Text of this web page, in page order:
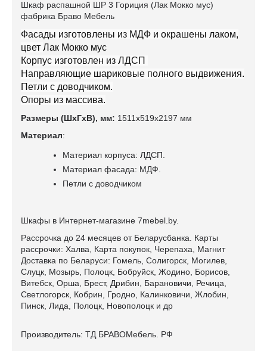
Шкаф распашной ШР 3 Гориция (Лак Мокко мус)
фабрика Браво Мебель
Фасады изготовлены из МДФ и окрашены лаком,
цвет Лак Мокко мус
Корпус изготовлен из ЛДСП
Направляющие шариковые полного выдвижения.
Петли с доводчиком.
Опоры из массива.
Размеры (ШхГхВ), мм: 1511х519х2197 мм
Материал:
Материал корпуса: ЛДСП.
Материал фасада: МДФ.
Петли с доводчиком
Шкафы в Интернет-магазине 7mebel.by.
Рассрочка до 24 месяцев от Беларусбанка. Карты
рассрочки: Халва, Карта покупок, Черепаха, Магнит
Доставка по Беларуси: Гомель, Солигорск, Могилев,
Слуцк, Мозырь, Полоцк, Бобруйск, Жодино, Борисов,
Витебск, Орша, Брест, Дрибин, Барановичи, Речица,
Светлогорск, Кобрин, Гродно, Калинковичи, Жлобин,
Пинск, Лида, Полоцк, Новополоцк и др
Производитель: ТД БРАВОМебель. РФ